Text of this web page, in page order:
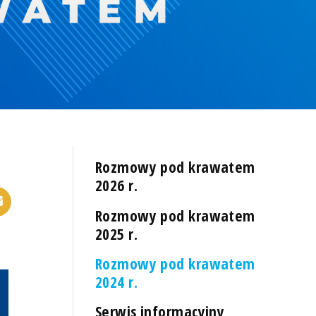
Rozmowy pod krawatem
2026 r.
Rozmowy pod krawatem
2025 r.
Rozmowy pod krawatem
2024 r.
Serwis informacyjny